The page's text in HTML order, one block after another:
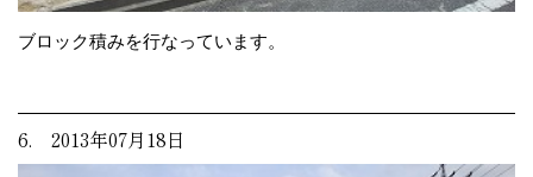
ブロック積みを行なっています。
6. 2013年07月18日